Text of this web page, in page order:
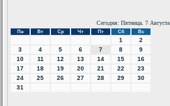
Сегодня: Пятница, 7 Августа
Пн Вт Ср Чт Пт Сб Вс
1
2
3
4 5 6 7 8
9
10
11 12 13 14 15
16
17
18 19 20 21 22
23
24
25 26 27 28 29
30
31